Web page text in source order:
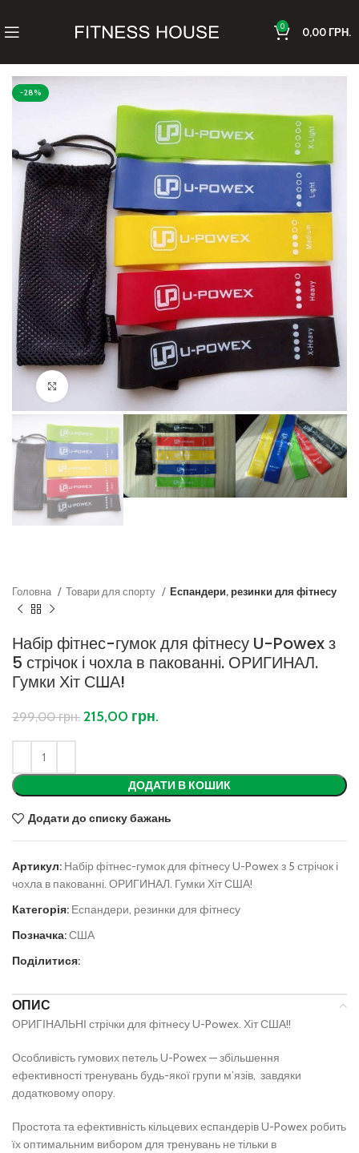
0 0,00ГРН.
-28%
Клацніть, щоб збільшити
Головна Товари для спорту Еспандери, резинки для фітнесу
Набір фітнес-гумок для фітнесу U-Powex з
5 стрічок і чохла в пакованні. ОРИГИНАЛ.
Гумки Хіт США!
299,00грн. 215,00 грн.
ДОДАТИ В КОШИК
Додати до списку бажань
Артикул: Набір фітнес-гумок для фітнесу U-Powex з 5 стрічок і
чохла в пакованні. ОРИГИНАЛ. Гумки Хіт США!
Категорія: Еспандери, резинки для фітнесу
Позначка:США
Поділитися:
ОПИС
ОРИГІНАЛЬНІ стрічки для фітнесу U-Powex. Хіт США!!
Особливість гумових петель U-Powex — збільшення
ефективності тренувань будь-якої групи м’язів, завдяки
додатковому опору.
Простота та ефективність кільцевих еспандерів U-Powex робить
їх оптимальним вибором для тренувань не тільки в